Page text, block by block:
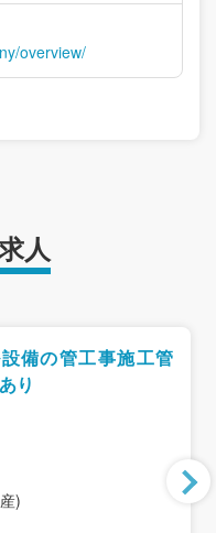
overview/
人
備の管工事施工管
り
)